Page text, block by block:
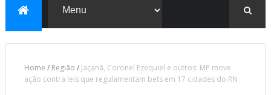
Home / Região / Jaçanã, Coronel Ezequiel e outros: MP move
ação contra leis que regulamentam bets em 17 cidades do RN